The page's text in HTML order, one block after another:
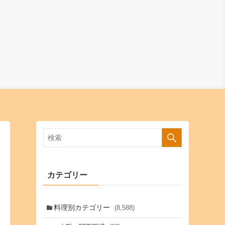
カテゴリー
料理別カテゴリー (8,588)